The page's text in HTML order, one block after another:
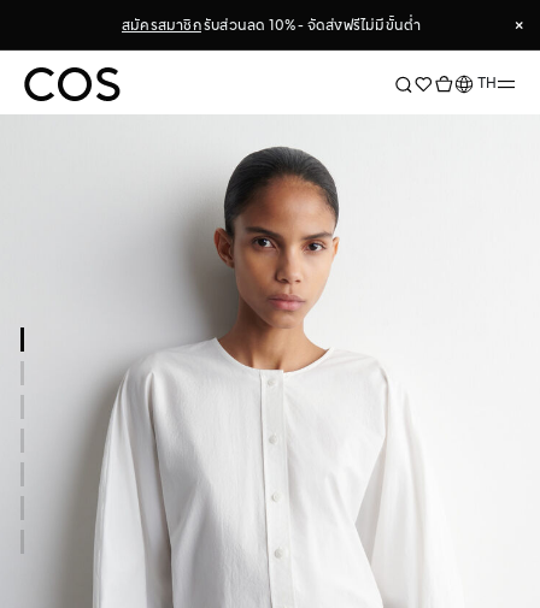
สมัครสมาชิกรับส่วนลด 10% - จัดส่งฟรีไม่มีขั้นต่ำ
×
×
ภาษาTH